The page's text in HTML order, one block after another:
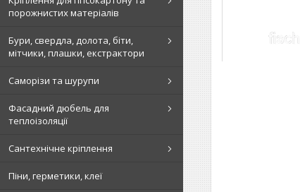
порожнистих матеріалів
Бури, свердла, долота, біти,
мітчики, плашки, екстрактори
Саморізи та шурупи
Фасадний дюбель для
теплоізоляції
Сантехнічне кріплення
Піни, герметики, клеї